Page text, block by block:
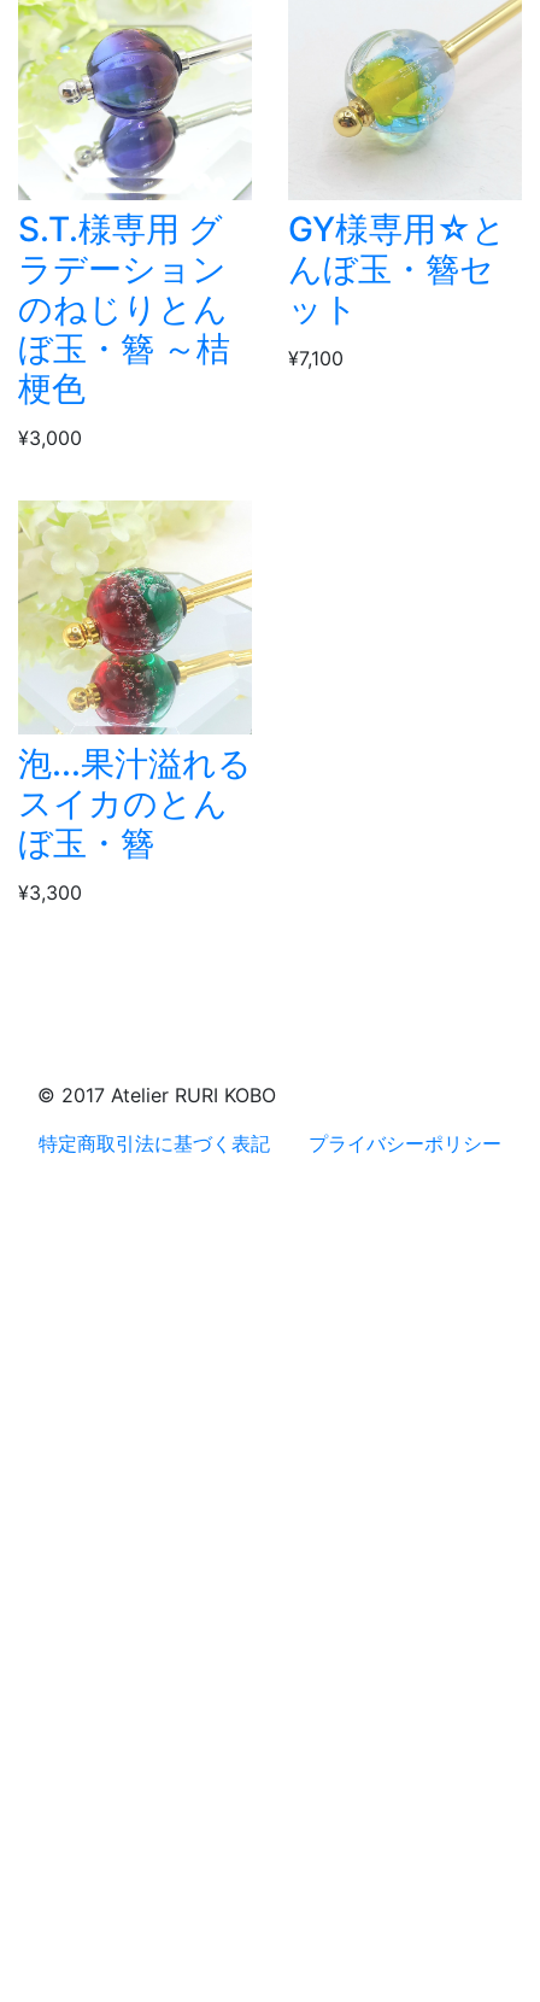
S.T.様専用 グ
ラデーション
のねじりとん
ぼ玉・簪 ～桔
梗色
¥3,000
GY様専用☆と
んぼ玉・簪セ
ット
¥7,100
泡...果汁溢れる
スイカのとん
ぼ玉・簪
¥3,300
© 2017 Atelier RURI KOBO
特定商取引法に基づく表記
プライバシーポリシー